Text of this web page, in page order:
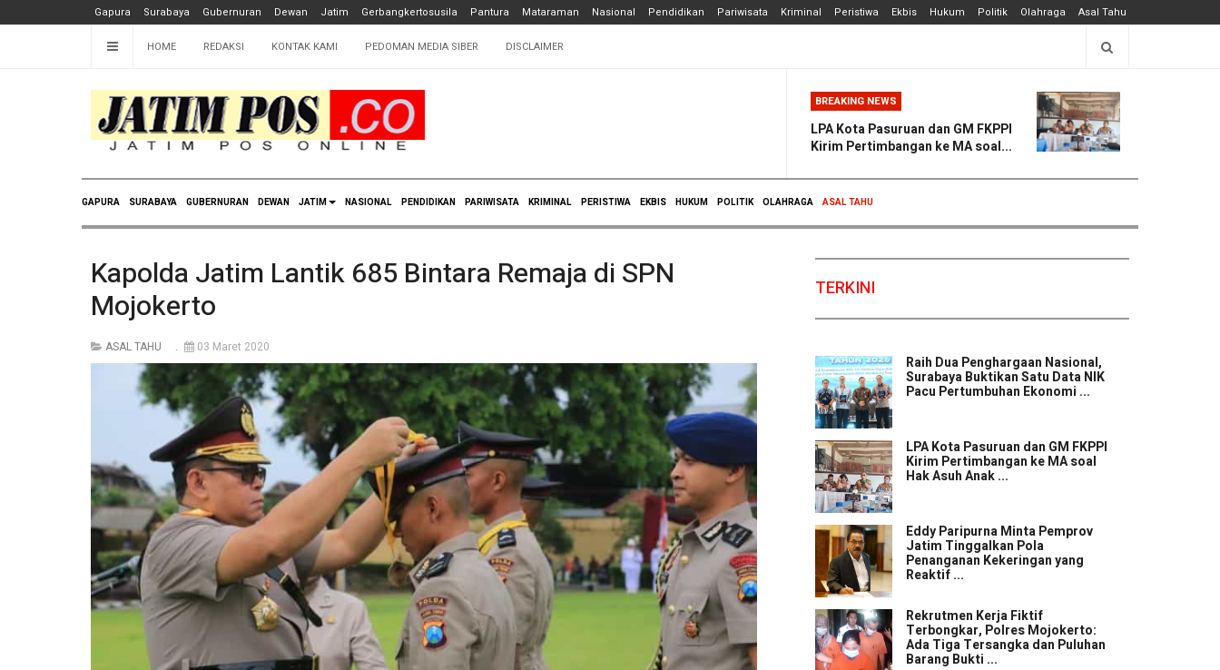
Gapura Surabaya Gubernuran Dewan Jatim Gerbangkertosusila Pantura Mataraman Nasional Pendidikan Pariwisata Kriminal Peristiwa Ekbis Hukum Politik Olahraga Asal Tahu
HOME REDAKSI KONTAK KAMI PEDOMAN MEDIA SIBER DISCLAIMER
BREAKING NEWS
LPA Kota Pasuruan dan GM FKPPI
Kirim Pertimbangan ke MA soal...
GAPURA SURABAYA GUBERNURAN DEWAN JATIM NASIONAL PENDIDIKAN PARIWISATA KRIMINAL PERISTIWA EKBIS HUKUM POLITIK OLAHRAGA ASAL TAHU
Kapolda Jatim Lantik 685 Bintara Remaja di SPN
Mojokerto
ASAL TAHU 03 Maret 2020
TERKINI
Raih Dua Penghargaan Nasional,
Surabaya Buktikan Satu Data NIK
Pacu Pertumbuhan Ekonomi ...
LPA Kota Pasuruan dan GM FKPPI
Kirim Pertimbangan ke MA soal
Hak Asuh Anak ...
Eddy Paripurna Minta Pemprov
Jatim Tinggalkan Pola
Penanganan Kekeringan yang
Reaktif ...
Rekrutmen Kerja Fiktif
Terbongkar, Polres Mojokerto:
Ada Tiga Tersangka dan Puluhan
Barang Bukti ...